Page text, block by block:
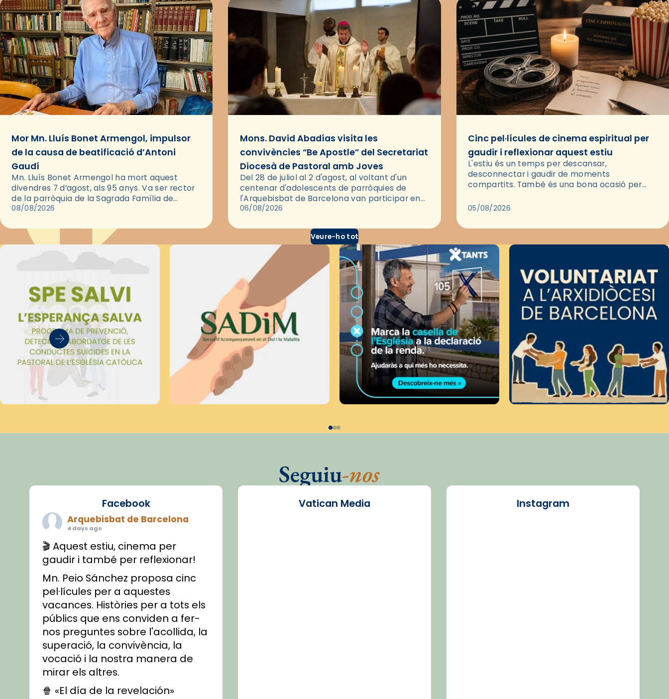
Mor Mn. Lluís Bonet Armengol, impulsor
de la causa de beatificació d’Antoni
Gaudí
Mn. Lluís Bonet Armengol ha mort aquest
divendres 7 d’agost, als 95 anys. Va ser rector
de la parròquia de la Sagrada Família de
Barcelona durant 25 anys, entre 1993 i 2018,…
08/08/2026
Mons. David Abadías visita les
convivències “Be Apostle” del Secretariat
Diocesà de Pastoral amb Joves
Del 28 de juliol al 2 d'agost, al voltant d'un
centenar d'adolescents de parròquies de
l'Arquebisbat de Barcelona van participar en
les convivències Be Apostle, organitzades pel
06/08/2026
Cinc pel·lícules de cinema espiritual per
gaudir i reflexionar aquest estiu
L'estiu és un temps per descansar,
desconnectar i gaudir de moments
compartits. També és una bona ocasió per
través del cinema, reflexionar sobre les…
05/08/2026
Veure-ho tot
Seguiu-nos
Facebook
Arquebisbat de Barcelona
4 days ago
🎬 Aquest estiu, cinema per
gaudir i també per reflexionar!
Mn. Peio Sánchez proposa cinc
pel·lícules per a aquestes
vacances. Històries per a tots els
públics que ens conviden a fer-
nos preguntes sobre l'acollida, la
superació, la convivència, la
vocació i la nostra manera de
mirar els altres.
🍿 «El día de la revelación»
Vatican Media Instagram